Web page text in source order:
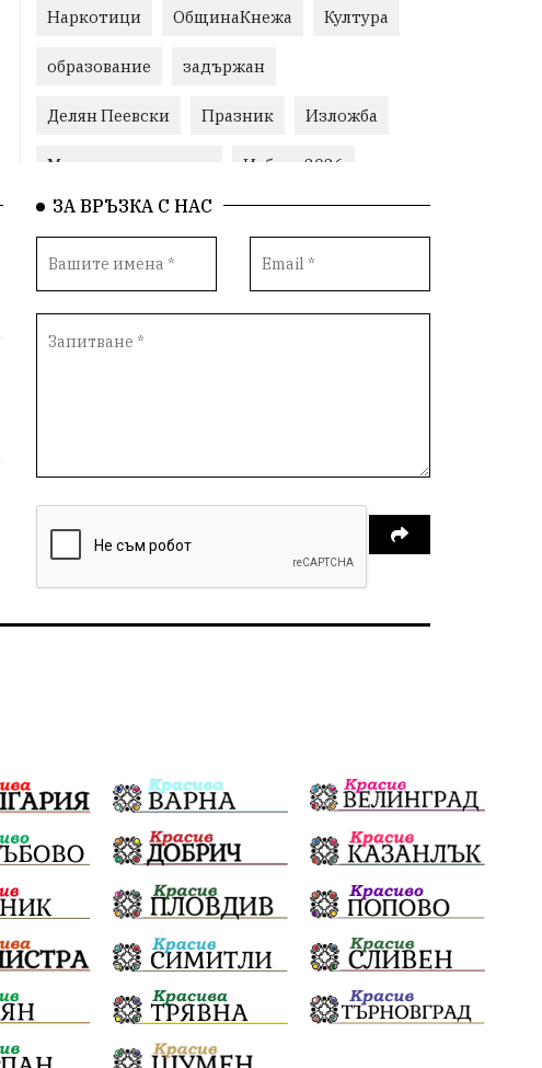
Наркотици ОбщинаКнежа Култура
образование задържан
Делян Пеевски Празник Изложба
Министерски съвет Избори2026
Корупция воден режим
ЛетниПожари ОбластПлевен
ученици ремонти Красив Плевен
Ивелин Михайлов инфраструктура
здравеопазване задържани
Народно събрание Бюджет2026
Плевенско Новини Традиции
Избори Фолклор Концерти спорт
ПТП ГДБОП Финансиране
Купуване на гласове Разследване
библиотека „Христо Смирненски“
ЗА ВРЪЗКА С НАС